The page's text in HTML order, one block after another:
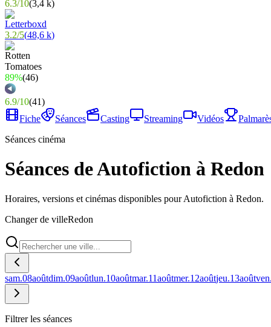
6.3/10(3,4 k)
3.2/5(48,6 k)
89%(46)
6.9/10(41)
Fiche
Séances Casting Streaming Vidéos
Séances cinéma
Séances de Autofiction à Redon
Horaires, versions et cinémas disponibles pour Autofiction à Redon.
Changer de villeRedon
sam.08aoûtdim.09aoûtlun.10aoûtmar.11aoûtmer.12aoûtjeu.13aoûtven.
Filtrer les séances